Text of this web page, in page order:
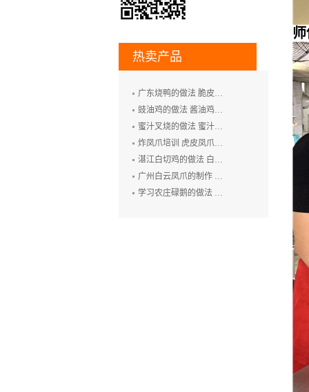
热卖产品
广东烧鸭的做法 脆皮烧鸭培训 广州烤鸭技术培训 烧腊培训
豉油鸡的做法 酱油鸡的制作方法 玫瑰露豉油鸡培训
蜜汁叉烧的做法 蜜汁叉烧的制作方法 叉烧肉培训 烧排骨培训
炸凤爪培训 虎皮凤爪的做法 豉汁凤爪的制作 鲍汁凤爪培训
湛江白切鸡的做法 白切鸡培训 廉江白斩鸡培训 粤式烧卤技术培训
广州白云凤爪的制作 白云猪手的做法 广式烧卤培训
学习农庄碌鹅的做法 禄鹅的制作方法 碌鹅培训